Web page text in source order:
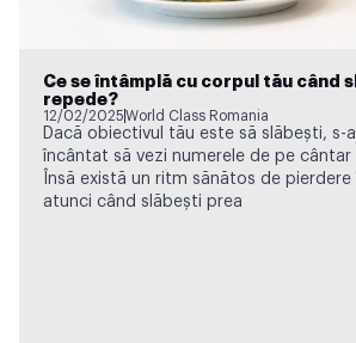
Ce se întâmplă cu corpul tău când
repede?
12/02/2025World Class Romania
Dacă obiectivul tău este să slăbești, s-
încântat să vezi numerele de pe cântar
Însă există un ritm sănătos de
atunci când slăbești prea